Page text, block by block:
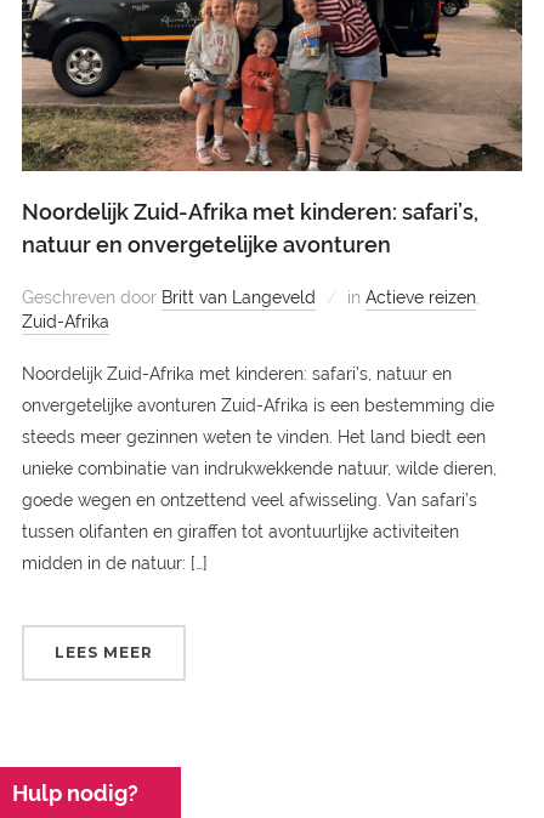
Noordelijk Zuid-Afrika met kinderen: safari’s,
natuur en onvergetelijke avonturen
Geschreven door Britt van Langeveld in Actieve reizen,
Zuid-Afrika
Noordelijk Zuid-Afrika met kinderen: safari’s, natuur en
onvergetelijke avonturen Zuid-Afrika is een bestemming die
steeds meer gezinnen weten te vinden. Het land biedt een
unieke combinatie van indrukwekkende natuur, wilde dieren,
goede wegen en ontzettend veel afwisseling. Van safari’s
tussen olifanten en giraffen tot avontuurlijke activiteiten
midden in de natuur: […]
LEES MEER
Hulp nodig?